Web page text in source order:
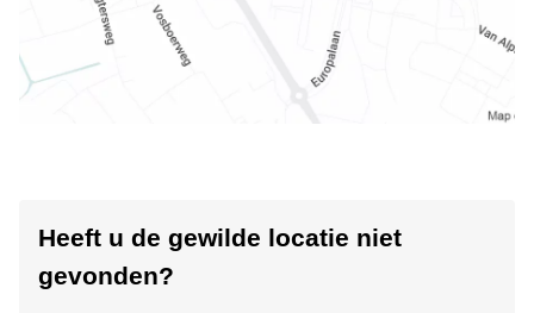
Heeft u de gewilde locatie niet
gevonden?